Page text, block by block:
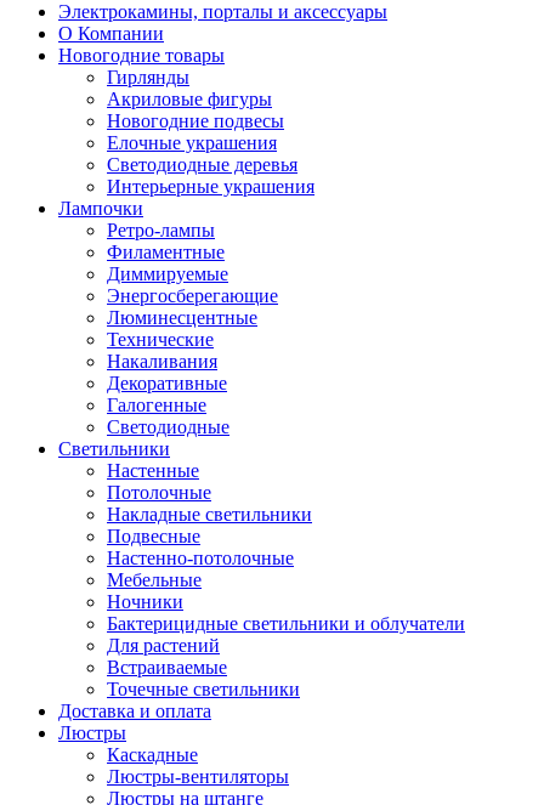
Электрокамины, порталы и аксессуары
О Компании
Новогодние товары
Гирлянды
Акриловые фигуры
Новогодние подвесы
Елочные украшения
Светодиодные деревья
Интерьерные украшения
Лампочки
Ретро-лампы
Филаментные
Диммируемые
Энергосберегающие
Люминесцентные
Технические
Накаливания
Декоративные
Галогенные
Светодиодные
Светильники
Настенные
Потолочные
Накладные светильники
Подвесные
Настенно-потолочные
Мебельные
Ночники
Бактерицидные светильники и облучатели
Для растений
Встраиваемые
Точечные светильники
Доставка и оплата
Люстры
Каскадные
Люстры-вентиляторы
Люстры на штанге